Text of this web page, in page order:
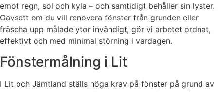
emot regn, sol och kyla – och samtidigt behåller sin lyster.
Oavsett om du vill renovera fönster från grunden eller
fräscha upp målade ytor invändigt, gör vi arbetet ordnat,
effektivt och med minimal störning i vardagen.
Fönstermålning i Lit
I Lit och Jämtland ställs höga krav på fönster på grund av